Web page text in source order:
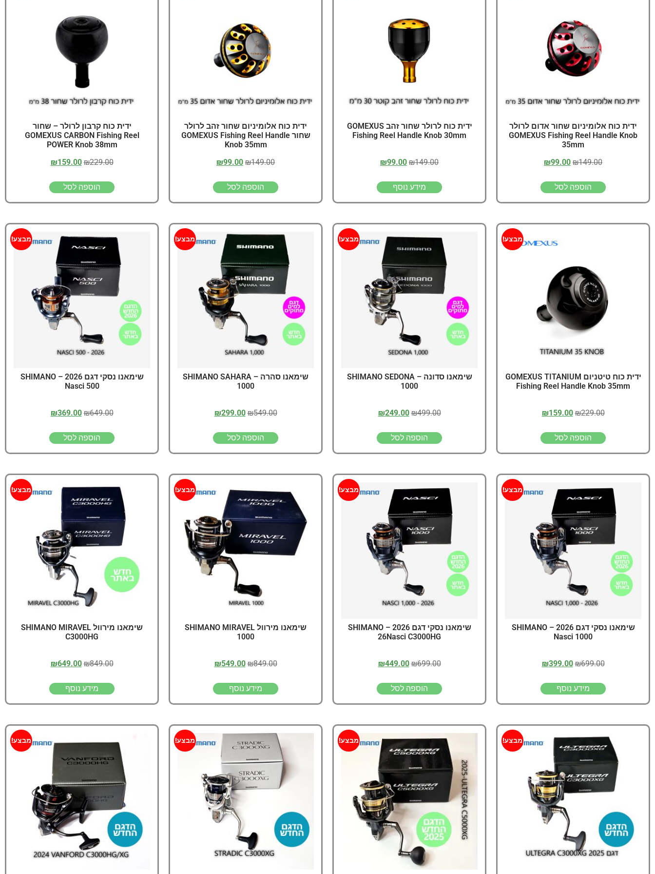
סל קניות
תקנון אתר
ידית כוח אלומיניום שחור אדום לרולר
GOMEXUS Fishing Reel Handle Knob
35mm
₪149.00
₪99.00
הוספה לסל
ידית כוח לרולר שחור זהב GOMEXUS
Fishing Reel Handle Knob 30mm
₪149.00
₪99.00
מידע נוסף
ידית כוח אלומיניום שחור זהב לרולר
שחור GOMEXUS Fishing Reel Handle
Knob 35mm
₪149.00
₪99.00
הוספה לסל
ידית כוח קרבון לרולר – שחור
GOMEXUS CARBON Fishing Reel
POWER Knob 38mm
₪229.00
₪159.00
הוספה לסל
מבצע!
ידית כוח טיטניום GOMEXUS TITANIUM
Fishing Reel Handle Knob 35mm
₪229.00
₪159.00
הוספה לסל
מבצע!
שימאנו סדונה – SHIMANO SEDONA
1000
₪499.00
₪249.00
הוספה לסל
מבצע!
שימאנו סהרה – SHIMANO SAHARA
1000
₪549.00
₪299.00
הוספה לסל
מבצע!
שימאנו נסקי דגם 2026 – SHIMANO
Nasci 500
₪649.00
₪369.00
הוספה לסל
מבצע!
שימאנו נסקי דגם 2026 – SHIMANO
Nasci 1000
₪699.00
₪399.00
מידע נוסף
מבצע!
שימאנו נסקי דגם 2026 – SHIMANO
26Nasci C3000HG
₪699.00
₪449.00
הוספה לסל
מבצע!
שימאנו מירוול SHIMANO MIRAVEL
1000
₪849.00
₪549.00
מידע נוסף
מבצע!
שימאנו מירוול SHIMANO MIRAVEL
C3000HG
₪849.00
₪649.00
מידע נוסף
מבצע! מבצע! מבצע! מבצע!